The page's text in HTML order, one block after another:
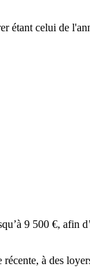
étant celui de
9 500 €, afin
à des